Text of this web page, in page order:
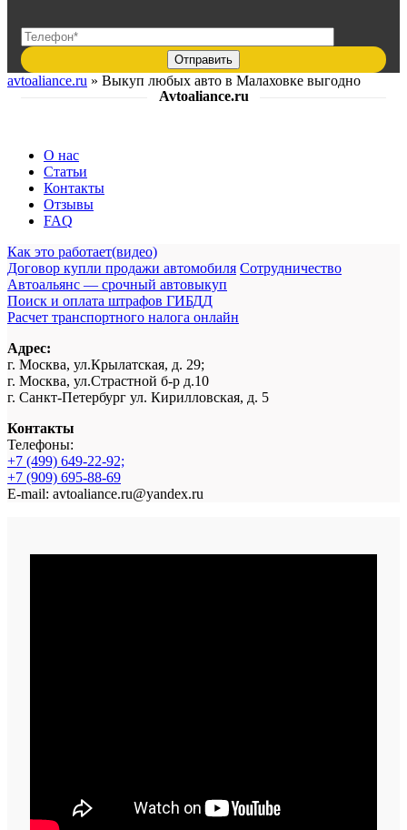
avtoaliance.ru » Выкуп любых авто в Малаховке выгодно
Avtoaliance.ru
О нас
Статьи
Контакты
Отзывы
FAQ
Как это работает(видео)
Договор купли продажи автомобиля Сотрудничество
Автоальянс — срочный автовыкуп
Поиск и оплата штрафов ГИБДД
Расчет транспортного налога онлайн
Адрес:
г. Москва, ул.Крылатская, д. 29;
г. Москва, ул.Страстной б-р д.10
г. Санкт-Петербург ул. Кирилловская, д. 5
Контакты
Телефоны:
+7 (499) 649-22-92;
+7 (909) 695-88-69
E-mail: avtoaliance.ru@yandex.ru